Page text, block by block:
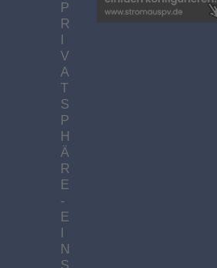
P
R
V
A
T
S
P
H
Ä
R
E
-
E
N
S